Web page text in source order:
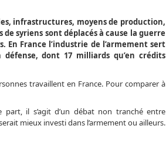
infrastructures, moyens de production,
syriens sont déplacés à cause la guerre
En France l’industrie de l’armement sert
dont 17 milliards qu’en crédits
travaillent en France. Pour comparer à
il s’agit d’un débat non tranché entre
mieux investi dans l’armement ou ailleurs.